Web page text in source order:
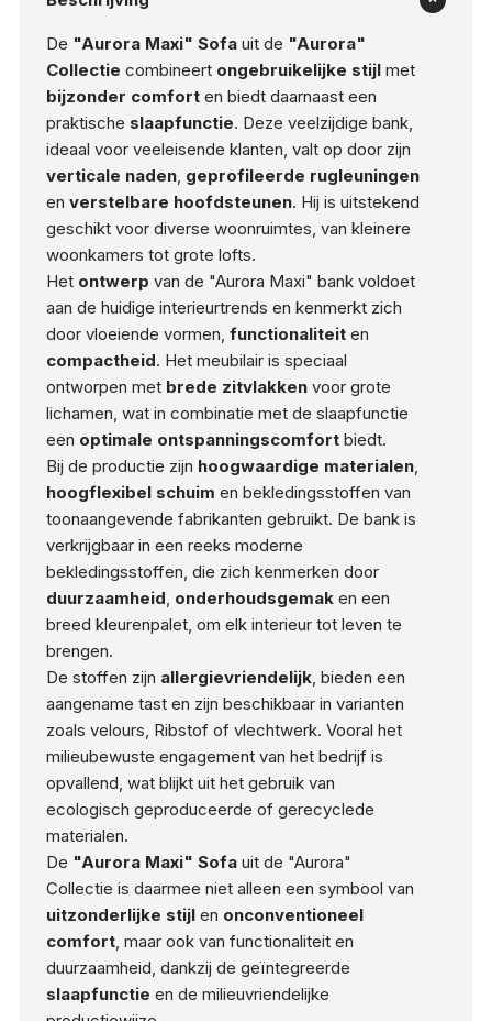
De "Aurora Maxi" Sofauit de "Aurora"
Collectie combineert ongebruikelijke stijlmet
bijzonder comforten biedt daarnaast een
praktische slaapfunctie. Deze veelzijdige bank,
ideaal voor veeleisende klanten, valt op door zijn
verticale naden, geprofileerde rugleuningen
en verstelbare hoofdsteunen. Hij is uitstekend
geschikt voor diverse woonruimtes, van kleinere
woonkamers tot grote lofts.
Het ontwerp van de "Aurora Maxi" bank voldoet
aan de huidige interieurtrends en kenmerkt zich
door vloeiende vormen, functionaliteiten
compactheid. Het meubilair is speciaal
ontworpen met brede zitvlakkenvoor grote
lichamen, wat in combinatie met de slaapfunctie
een optimale ontspanningscomfortbiedt.
Bij de productie zijn hoogwaardige materialen,
hoogflexibel schuim en bekledingsstoffen van
toonaangevende fabrikanten gebruikt. De bank is
verkrijgbaar in een reeks moderne
bekledingsstoffen, die zich kenmerken door
duurzaamheid, onderhoudsgemaken een
breed kleurenpalet, om elk interieur tot leven te
brengen.
De stoffen zijn allergievriendelijk, bieden een
aangename tast en zijn beschikbaar in varianten
zoals velours, Ribstof of vlechtwerk. Vooral het
milieubewuste engagement van het bedrijf is
opvallend, wat blijkt uit het gebruik van
ecologisch geproduceerde of gerecyclede
materialen.
De "Aurora Maxi" Sofauit de "Aurora"
Collectie is daarmee niet alleen een symbool van
uitzonderlijke stijlen onconventioneel
comfort, maar ook van functionaliteit en
duurzaamheid, dankzij de geïntegreerde
slaapfunctie en de milieuvriendelijke